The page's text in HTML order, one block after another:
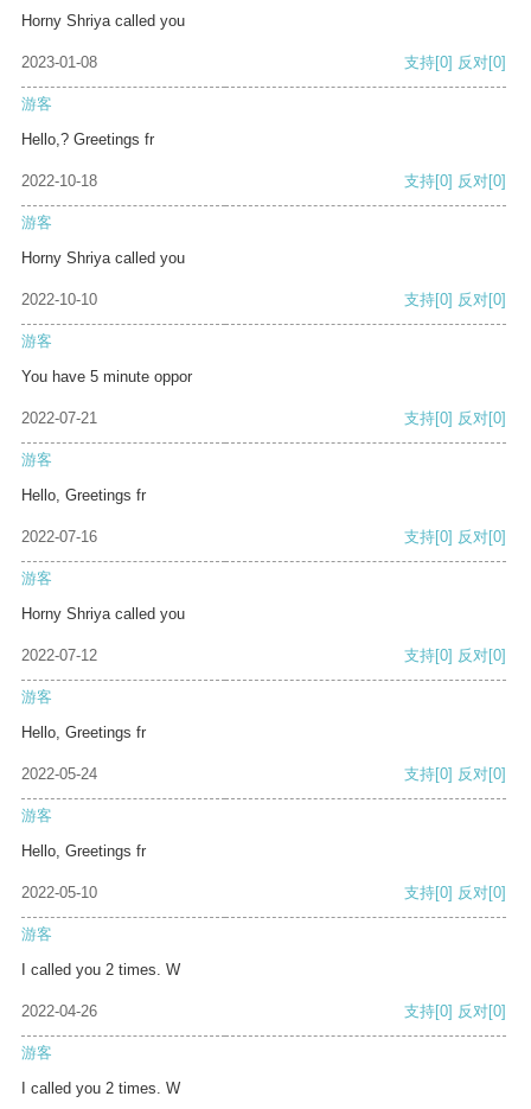
Horny Shriya called you
2023-01-08 支持[0] 反对[0]
游客
Hello,? Greetings fr
2022-10-18 支持[0] 反对[0]
游客
Horny Shriya called you
2022-10-10 支持[0] 反对[0]
游客
You have 5 minute oppor
2022-07-21 支持[0] 反对[0]
游客
Hello, Greetings fr
2022-07-16 支持[0] 反对[0]
游客
Horny Shriya called you
2022-07-12 支持[0] 反对[0]
游客
Hello, Greetings fr
2022-05-24 支持[0] 反对[0]
游客
Hello, Greetings fr
2022-05-10 支持[0] 反对[0]
游客
I called you 2 times. W
2022-04-26 支持[0] 反对[0]
游客
I called you 2 times. W